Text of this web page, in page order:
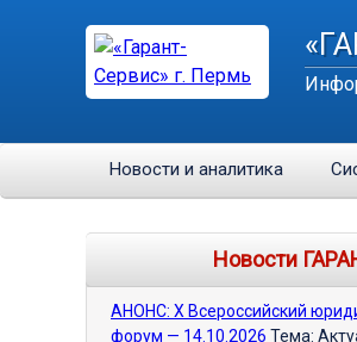
Новости и аналитика
Новости
АНОНС: Х Всероссийский
форум — 14.10.2026 Тема: